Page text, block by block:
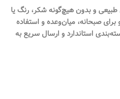
و بدون هیچ‌گونه شکر، رنگ یا
صبحانه، میان‌وعده و استفاده
استاندارد و ارسال سریع به